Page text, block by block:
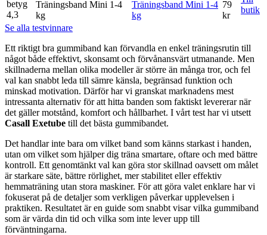
4,3
Träningsband Mini 1-4
kg
79
kr
butik
Se alla testvinnare
Ett riktigt bra gummiband kan förvandla en enkel träningsrutin till
något både effektivt, skonsamt och förvånansvärt utmanande. Men
skillnaderna mellan olika modeller är större än många tror, och fel
val kan snabbt leda till sämre känsla, begränsad funktion och
minskad motivation. Därför har vi granskat marknadens mest
intressanta alternativ för att hitta banden som faktiskt levererar när
det gäller motstånd, komfort och hållbarhet. I vårt test har vi utsett
Casall Exetube till det bästa gummibandet.
Det handlar inte bara om vilket band som känns starkast i handen,
utan om vilket som hjälper dig träna smartare, oftare och med bättre
kontroll. Ett genomtänkt val kan göra stor skillnad oavsett om målet
är starkare säte, bättre rörlighet, mer stabilitet eller effektiv
hemmaträning utan stora maskiner. För att göra valet enklare har vi
fokuserat på de detaljer som verkligen påverkar upplevelsen i
praktiken. Resultatet är en guide som snabbt visar vilka gummiband
som är värda din tid och vilka som inte lever upp till
förväntningarna.